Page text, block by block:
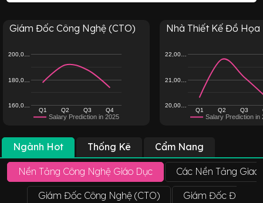
Giám Đốc Công Nghệ (CTO)
Salary Prediction in 2025
Q1 Q2 Q3 Q4
160,0…
180,0…
200,0…
Nhà Thiết Kế Đồ Họa
Salary Prediction in
Q1 Q2 Q3
20,00…
21,00…
22,00…
Ngành Hot Thống Kê Cẩm Nang
Nền Tảng Công Nghệ Giáo Dục Các Nền Tảng
Giám Đốc Công Nghệ (CTO) Giám Đốc Điều